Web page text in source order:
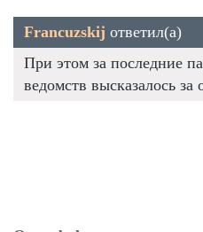
Francuzskij ответил(а)
При этом за последние
ведомств высказалось за